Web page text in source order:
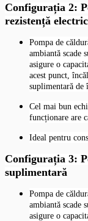
Configurația 2:
rezistență
Pompa de
ambiantă scade
asigure o
acest punct,
suplimentară de
Cel mai bun
funcționare are
Ideal pentru
Configurația 3:
suplimentară
Pompa de
ambiantă scade
asigure o